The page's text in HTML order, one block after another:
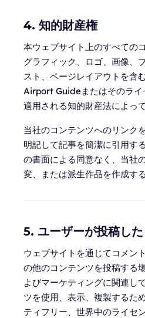
4. 知的財産権
本ウェブサイト上のすべての
グラフィック、ロゴ、画像、
スト、ページレイアウトを
Airport Guideまたはそのライ
適用される知的財産法によっ
当社のコンテンツへのリンク
明記して記事を簡潔に引用す
の書面による同意なく、当社
変、または派生作品を作成す
5. ユーザーが投稿し
ウェブサイトを通じてコメン
の他のコンテンツを投稿する
よびマーケティングに関連し
ツを使用、表示、複製するた
ティフリー、世界中のライセ